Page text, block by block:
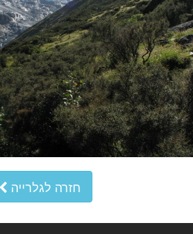
חזרה לגלרייה